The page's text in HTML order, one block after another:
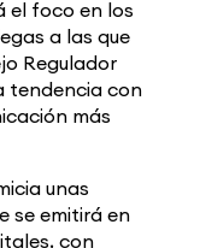
el foco en los
a las que
Regulador
tendencia con
más
unas
se emitirá en
con